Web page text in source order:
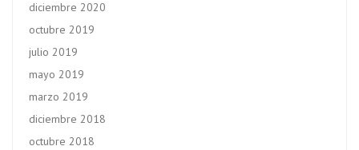
diciembre 2020
octubre 2019
julio 2019
mayo 2019
marzo 2019
diciembre 2018
octubre 2018